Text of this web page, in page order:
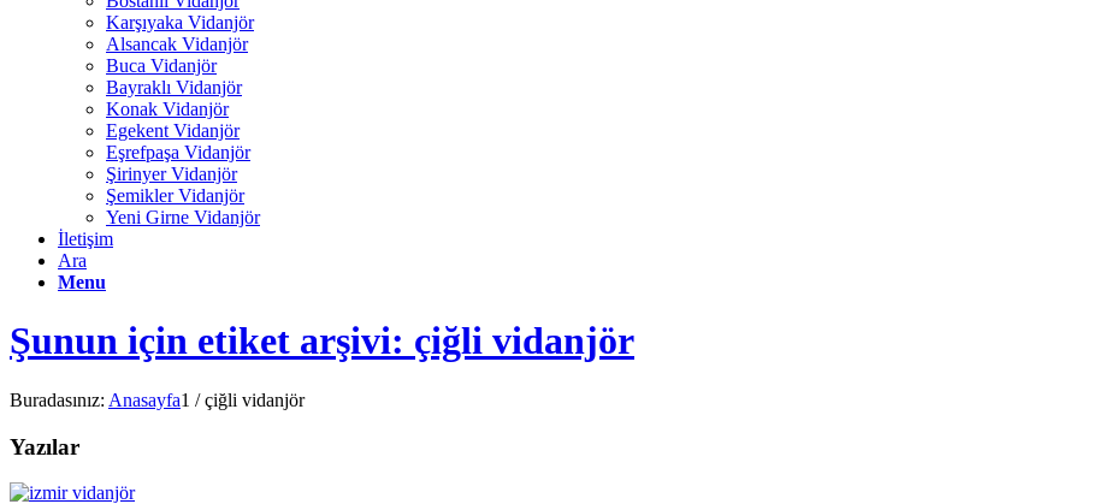
Karşıyaka Vidanjör
Alsancak Vidanjör
Buca Vidanjör
Bayraklı Vidanjör
Konak Vidanjör
Egekent Vidanjör
Eşrefpaşa Vidanjör
Şirinyer Vidanjör
Şemikler Vidanjör
Yeni Girne Vidanjör
İletişim
Ara
Menu
Şunun için etiket arşivi: çiğli vidanjör
Buradasınız: Anasayfa1 / çiğli vidanjör
Yazılar